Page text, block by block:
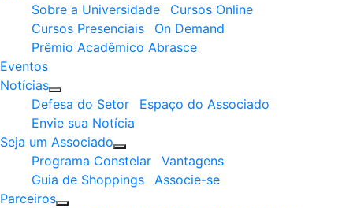
Sobre a Universidade
Cursos Online
Cursos Presenciais
On Demand
Prêmio Acadêmico Abrasce
Eventos
Notícias
Defesa do Setor
Espaço do Associado
Envie sua Notícia
Seja um Associado
Programa Constelar
Vantagens
Guia de Shoppings
Associe-se
Parceiros